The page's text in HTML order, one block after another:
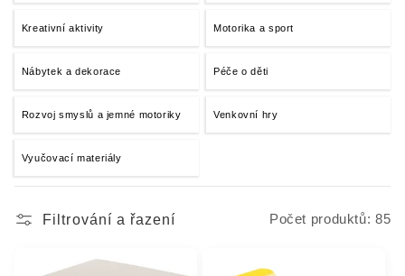
Kreativní aktivity Motorika a sport
Nábytek a dekorace Péče o děti
Rozvoj smyslů a jemné motoriky Venkovní hry
Vyučovací materiály
Filtrování a řazení Počet produktů: 85